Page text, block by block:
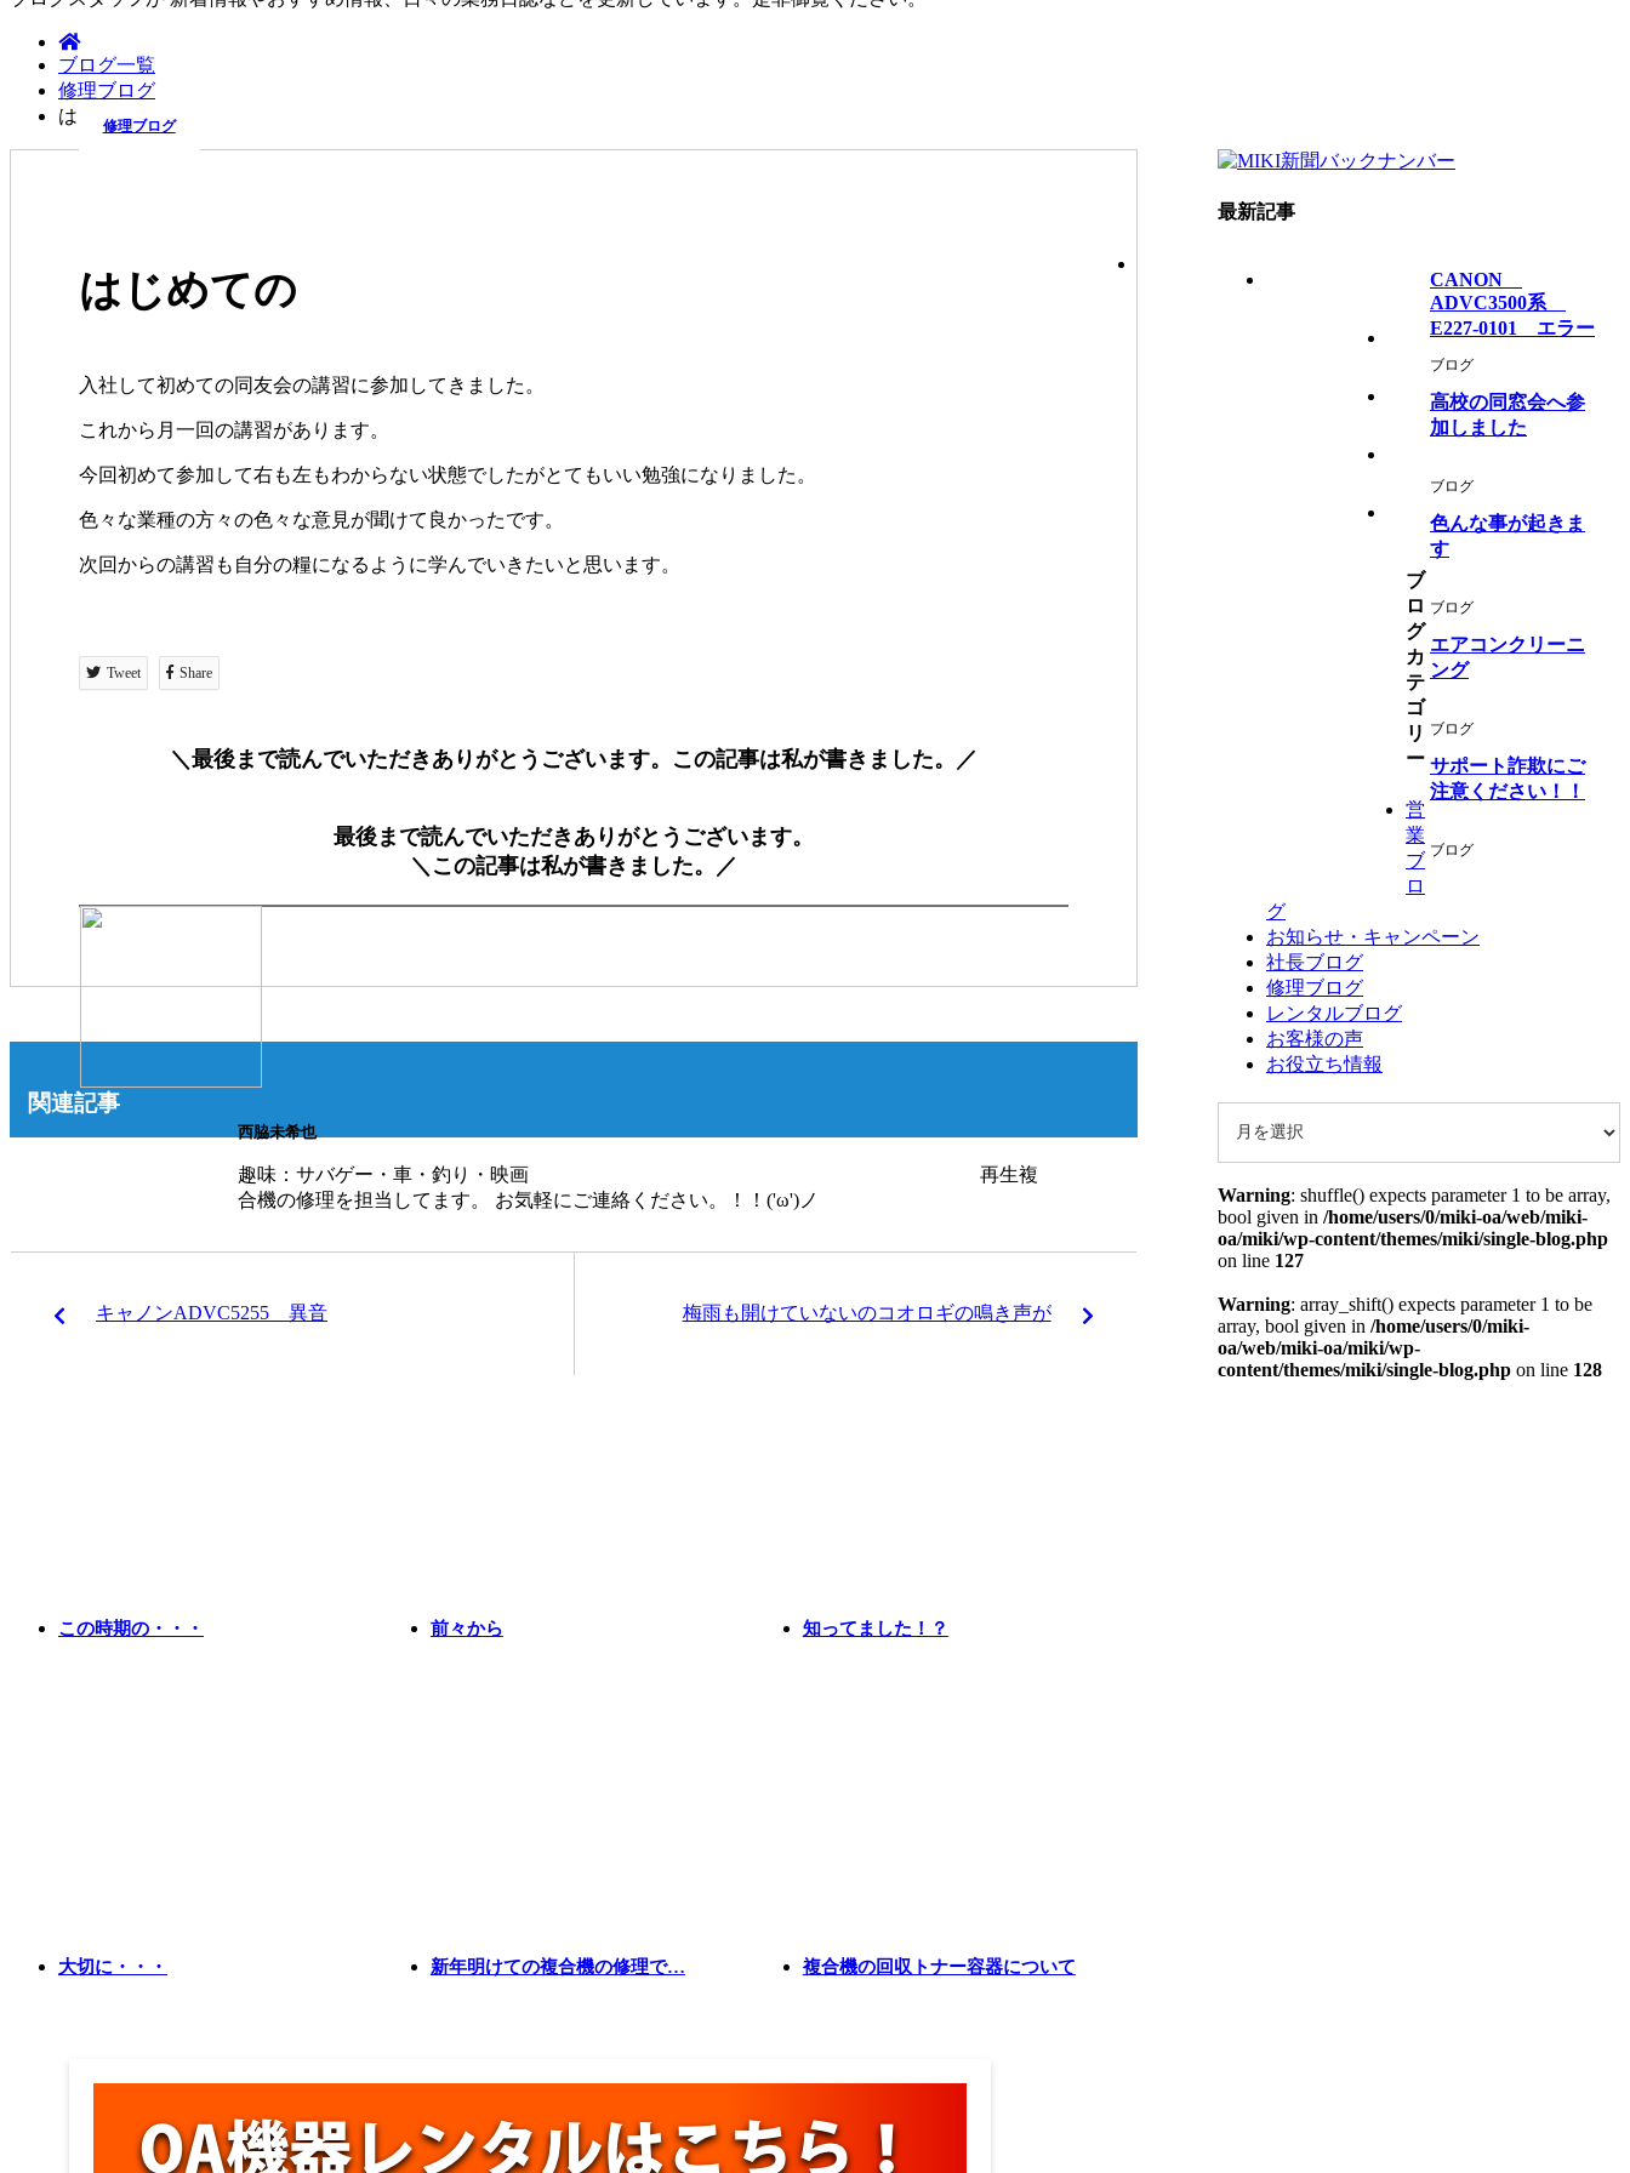
ブログ一覧
修理ブログ
はじめての
修理ブログ
はじめての
入社して初めての同友会の講習に参加してきました。
これから月一回の講習があります。
今回初めて参加して右も左もわからない状態でしたがとてもいい勉強になりました。
色々な業種の方々の色々な意見が聞けて良かったです。
次回からの講習も自分の糧になるように学んでいきたいと思います。
Tweet Share
＼最後まで読んでいただきありがとうございます。この記事は私が書きました。／
最後まで読んでいただきありがとうございます。
＼この記事は私が書きました。／
西脇未希也
趣味：サバゲー・車・釣り・映画 再生複
合機の修理を担当してます。 お気軽にご連絡ください。！！('ω')ノ
キャノンADVC5255 異音 梅雨も開けていないのコオロギの鳴き声が
関連記事
この時期の・・・ 前々から 知ってました！？
大切に・・・ 新年明けての複合機の修理で… 複合機の回収トナー容器について
最新記事
CANON
ADVC3500系
E227-0101 エラー
ブログ
高校の同窓会へ参
加しました
ブログ
色んな事が起きま
す
ブログ
エアコンクリーニ
ング
ブログ
サポート詐欺にご
注意ください！！
ブログ
ブ
ロ
グ
カ
テ
ゴ
リ
ー
営
業
ブ
ロ
グ
お知らせ・キャンペーン
社長ブログ
修理ブログ
レンタルブログ
お客様の声
お役立ち情報
Warning: shuffle() expects parameter 1 to be array,
bool given in /home/users/0/miki-oa/web/miki-
oa/miki/wp-content/themes/miki/single-blog.php
on line 127
Warning: array_shift() expects parameter 1 to be
array, bool given in /home/users/0/miki-
oa/web/miki-oa/miki/wp-
content/themes/miki/single-blog.php on line 128